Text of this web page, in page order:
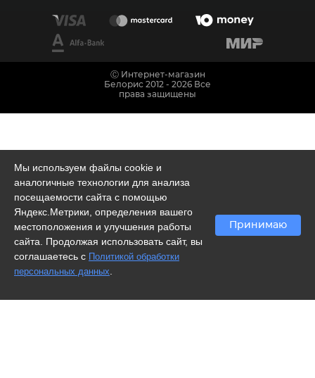
Мы используем файлы cookie и
аналогичные технологии для анализа
посещаемости сайта с помощью
Яндекс.Метрики, определения вашего
местоположения и улучшения работы
сайта. Продолжая использовать сайт, вы
соглашаетесь с Политикой обработки
персональных данных
Принимаю
Ⓒ Интернет-магазин
Белорис 2012 - 2026 Все
права защищены